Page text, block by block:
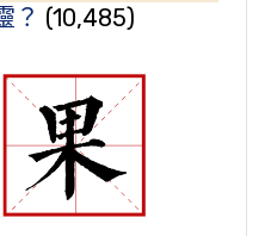
？ (10,485)